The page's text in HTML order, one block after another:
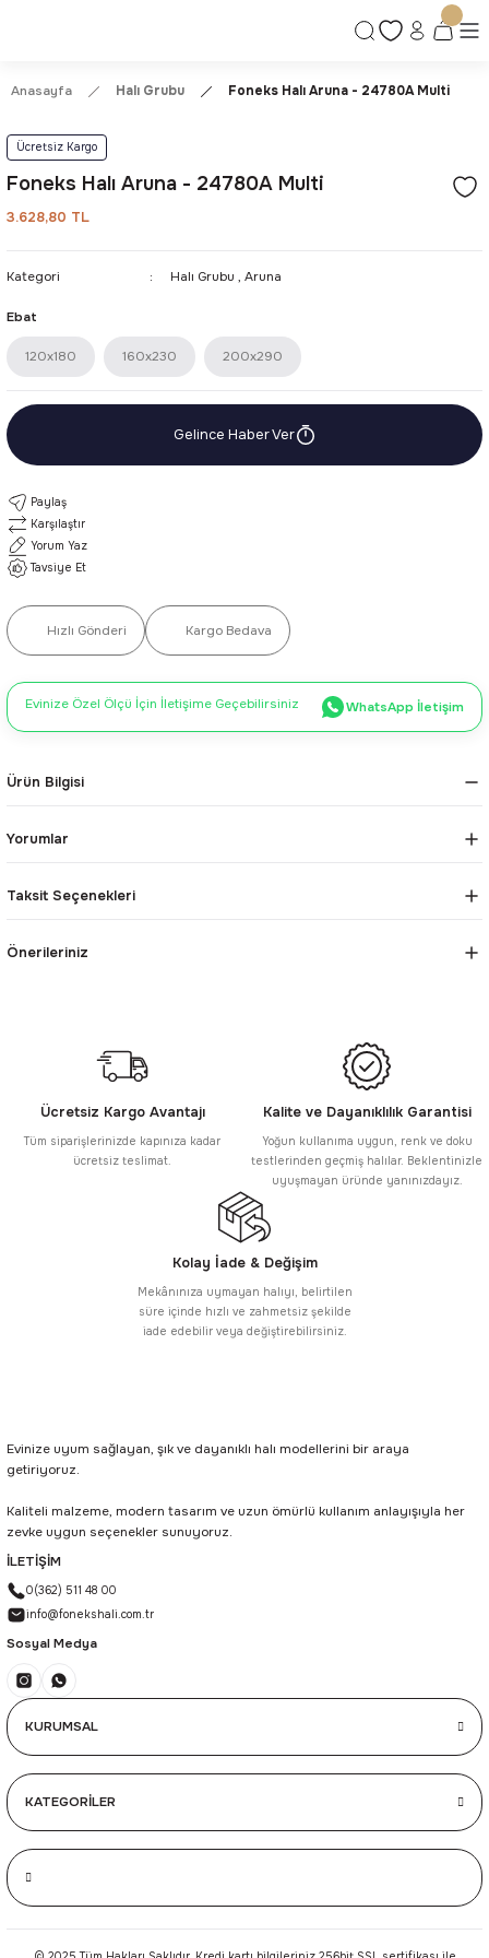
Güvenli Alışveriş Deneyimi
Anasayfa Halı Grubu Foneks Halı Aruna - 24780A Multi
Ücretsiz Kargo
Foneks Halı Aruna - 24780A Multi
3.628,80 TL
Kategori Halı Grubu , Aruna
Ebat
120x180 160x230 200x290
Gelince Haber Ver
Paylaş
Karşılaştır
Yorum Yaz
Tavsiye Et
Hızlı Gönderi Kargo Bedava
Evinize Özel Ölçü İçin İletişime Geçebilirsiniz WhatsApp İletişim
Ürün Bilgisi
Yorumlar
Taksit Seçenekleri
Önerileriniz
Ücretsiz Kargo Avantajı
Tüm siparişlerinizde kapınıza kadar
ücretsiz teslimat.
Kalite ve Dayanıklılık Garantisi
Yoğun kullanıma uygun, renk ve doku
testlerinden geçmiş halılar. Beklentinizle
uyuşmayan üründe yanınızdayız.
Kolay İade & Değişim
Mekânınıza uymayan halıyı, belirtilen
süre içinde hızlı ve zahmetsiz şekilde
iade edebilir veya değiştirebilirsiniz.
Evinize uyum sağlayan, şık ve dayanıklı halı modellerini bir araya
getiriyoruz.
Kaliteli malzeme, modern tasarım ve uzun ömürlü kullanım anlayışıyla her
zevke uygun seçenekler sunuyoruz.
İLETİŞİM
0(362) 511 48 00
info@fonekshali.com.tr
Sosyal Medya
KURUMSAL
KATEGORİLER